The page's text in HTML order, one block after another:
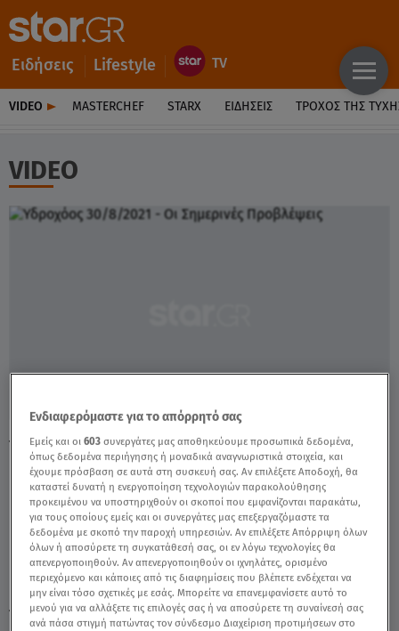
Ειδήσεις Lifestyle
VIDEO MASTERCHEF STARX ΕΙΔΉΣΕΙΣ ΤΡΟΧΌΣ ΤΗΣ
VIDEO
Υδροχόος 30/8/2021 - Οι Σημερινές
Προβλέψεις - Video
TAGS: ΥΔΡΟΧΟΟΣ ΥΔΡΟΧΟΟΣ ΣΗΜΕΡΑ ΖΩΔΙΑ
Ενδιαφερόμαστε για το απόρρητό σας
Εμείς και οι603 συνεργάτες μας αποθηκεύουμε προσωπικά δεδομένα,
όπως δεδομένα περιήγησης ή μοναδικά αναγνωριστικά στοιχεία, και
έχουμε πρόσβαση σε αυτά στη συσκευή σας. Αν επιλέξετε Αποδοχή, θα
καταστεί δυνατή η ενεργοποίηση τεχνολογιών παρακολούθησης
προκειμένου να υποστηριχθούν οι σκοποί που εμφανίζονται παρακάτω,
για τους οποίους εμείς και οι συνεργάτες μας επεξεργαζόμαστε τα
δεδομένα με σκοπό την παροχή υπηρεσιών. Αν επιλέξετε Απόρριψη όλων
όλων ή αποσύρετε τη συγκατάθεσή σας, οι εν λόγω τεχνολογίες θα
απενεργοποιηθούν. Αν απενεργοποιηθούν οι ιχνηλάτες, ορισμένο
περιεχόμενο και κάποιες από τις διαφημίσεις που βλέπετε ενδέχεται να
μην είναι τόσο σχετικές με εσάς. Μπορείτε να επανεμφανίσετε αυτό το
μενού για να αλλάξετε τις επιλογές σας ή να αποσύρετε τη συναίνεσή σας
ανά πάσα στιγμή πατώντας τον σύνδεσμο Διαχείριση προτιμήσεων στο